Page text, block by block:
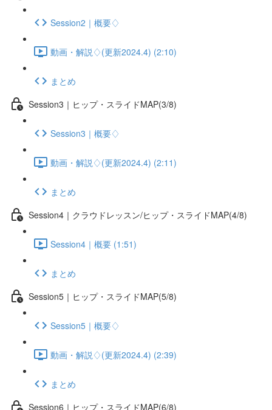
Session2｜概要♢
動画・解説♢(更新2024.4) (2:10)
まとめ
Session3｜ヒップ・スライドMAP(3/8)
Session3｜概要♢
動画・解説♢(更新2024.4) (2:11)
まとめ
Session4｜クラウドレッスン/ヒップ・スライドMAP(4/8)
Session4｜概要 (1:51)
まとめ
Session5｜ヒップ・スライドMAP(5/8)
Session5｜概要♢
動画・解説♢(更新2024.4) (2:39)
まとめ
Session6｜ヒップ・スライドMAP(6/8)